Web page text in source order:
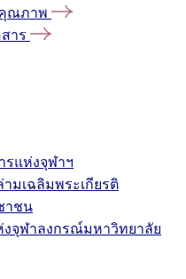
คุณภาพ
าร
รแห่งจุฬาฯ
มเฉลิมพระเกียรติ
าชน
จุฬาลงกรณ์มหาวิทยาลัย